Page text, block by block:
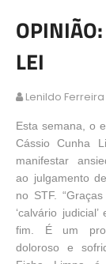
LEI
Lenildo Ferreira
Esta semana, o
Cássio Cunha
manifestar
ao julgamento
no STF.
‘calvário
fim. É um
doloroso e